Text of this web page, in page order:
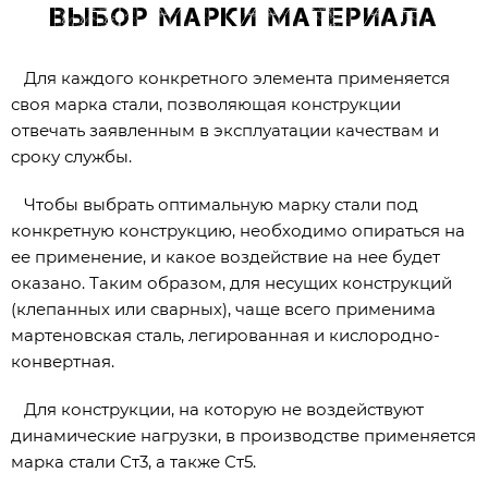
Выбор марки материала
Для каждого конкретного элемента применяется
своя марка стали, позволяющая конструкции
отвечать заявленным в эксплуатации качествам и
сроку службы.
Чтобы выбрать оптимальную марку стали под
конкретную конструкцию, необходимо опираться на
ее применение, и какое воздействие на нее будет
оказано. Таким образом, для несущих конструкций
(клепанных или сварных), чаще всего применима
мартеновская сталь, легированная и кислородно-
конвертная.
Для конструкции, на которую не воздействуют
динамические нагрузки, в производстве применяется
марка стали Ст3, а также Ст5.